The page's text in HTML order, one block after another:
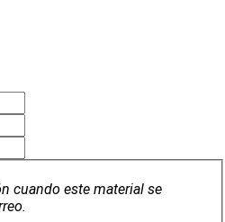
cuando este material se